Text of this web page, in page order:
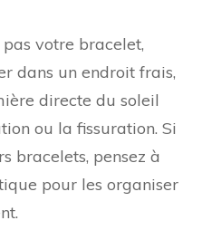
pas votre bracelet,
dans un endroit frais,
directe du soleil
ou la fissuration. Si
bracelets, pensez à
pour les organiser